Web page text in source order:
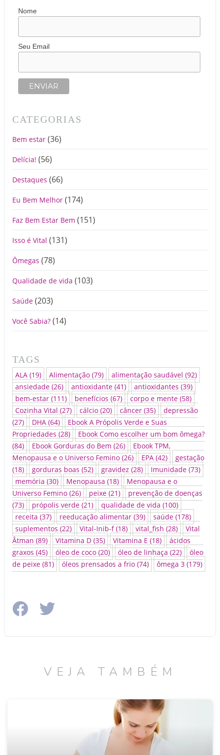
Nome
Seu Email
CATEGORIAS
Bem estar (36)
Delícia! (56)
Destaques (66)
Eu Bem Melhor (174)
Faz Bem Estar Bem (151)
Isso é Vital (131)
Ômegas (78)
Qualidade de vida (103)
Saúde (203)
Você Sabia? (14)
TAGS
ALA (19) Alimentação (79) alimentação saudável (92)
ansiedade (26) antioxidante (41) antioxidantes (39)
bem-estar (111) benefícios (67) corpo e mente (58)
Cozinha Vital (27) cálcio (20) câncer (35)
depressão
(27)
DHA (64)
Ebook A Própolis Verde e Suas
Propriedades (28)
Ebook Como escolher um bom ômega?
(84)
Ebook Gorduras do Bem (26)
Ebook TPM,
Menopausa e o Universo Femino (26) EPA (42)
gestação
(18)
gorduras boas (52) gravidez (28) Imunidade (73)
memória (30) Menopausa (18)
Menopausa e o
Universo Femino (26) peixe (21)
prevenção de doenças
(73)
própolis verde (21) qualidade de vida (100)
receita (37) reeducação alimentar (39) saúde (178)
suplementos (22) Vital-Inib-f(18) vital_fish (28)
Vital
Âtman (89) Vitamina D (35) Vitamina E (18)
ácidos
graxos (45) óleo de coco (20) óleo de linhaça (22)
óleo
de peixe (81) óleos prensados a frio (74) ômega 3 (179)
VEJA TAMBÉM